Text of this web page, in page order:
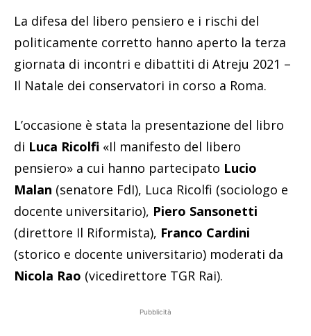
La difesa del libero pensiero e i rischi del
politicamente corretto hanno aperto la terza
giornata di incontri e dibattiti di Atreju 2021 –
Il Natale dei conservatori in corso a Roma.
L’occasione è stata la presentazione del libro
di Luca Ricolfi «Il manifesto del libero
pensiero» a cui hanno partecipato Lucio
Malan (senatore FdI), Luca Ricolfi (sociologo e
docente universitario), Piero Sansonetti
(direttore Il Riformista), Franco Cardini
(storico e docente universitario) moderati da
Nicola Rao (vicedirettore TGR Rai).
Pubblicità